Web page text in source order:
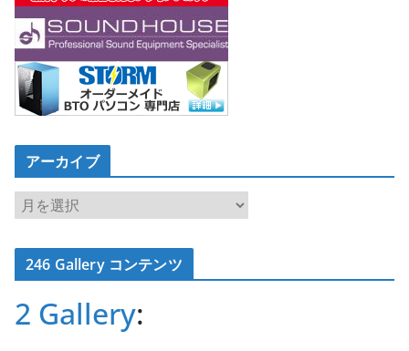
アーカイブ
ア
ー
カ
イ246 Gallery コンテンツ
2 Gallery: